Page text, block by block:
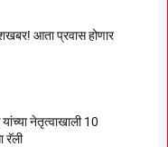
आता प्रवास होणार
नेतृत्वाखाली 10
रॅली